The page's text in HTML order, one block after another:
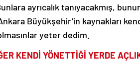
ayrıcalık tanıyacakmış,
Büyükşehir’in kaynakları
yeter dedim.
KENDİ YÖNETTİĞİ YERDE